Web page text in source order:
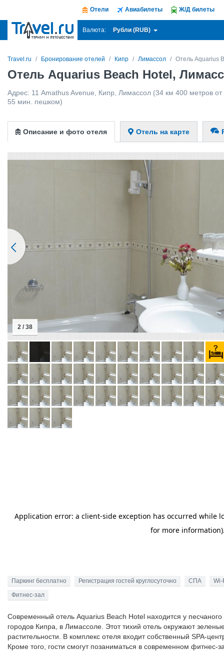
Отели Авиабилеты Ж/Д билеты
Валюта: Рубли (RUB)
Travel.ru Бронирование отелей Кипр Лимассол Отель Aquarius
Отель Aquarius Beach Hotel,
Адрес: 11 Amathus Avenue Кипр Лимассол (34 км 400 метров
55 мин. пешком)
Описание и фото отеля Отель на карте
2 / 38
Паркинг бесплатно Регистрация гостей круглосуточно СПА
Wi-
Фитнес-зал
Современный отель Aquarius Beach Hotel находится у
городов Кипра, в Лимассоле. Этот тихий отель окружают
растительности. В комплекс отеля входит собственный SPA-
Кроме того, гости смогут позаниматься в современном фитнес-